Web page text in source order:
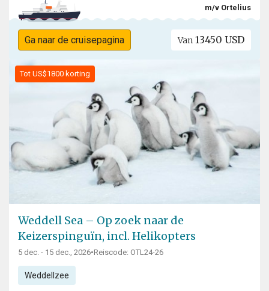
m/v Ortelius
Ga naar de cruisepagina Van 13450 USD
Tot US$1800 korting
Weddell Sea – Op zoek naar de
Keizerspinguïn, incl. Helikopters
5 dec. - 15 dec., 2026•Reiscode: OTL24-26
Weddellzee